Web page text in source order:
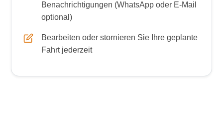
Benachrichtigungen (WhatsApp oder E-Mail
optional)
Bearbeiten oder stornieren Sie Ihre geplante
Fahrt jederzeit